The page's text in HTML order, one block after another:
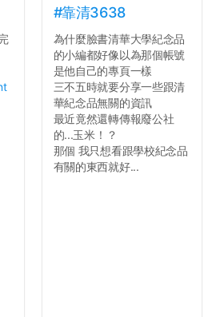
#靠清3638
為什麼臉書清華大學紀念品
的小編都好像以為那個帳號
是他自己的專頁一樣
三不五時就要分享一些跟清
華紀念品無關的資訊
最近竟然還轉傳報廢公社
的...玉米！？
那個 我只想看跟學校紀念品
有關的東西就好...